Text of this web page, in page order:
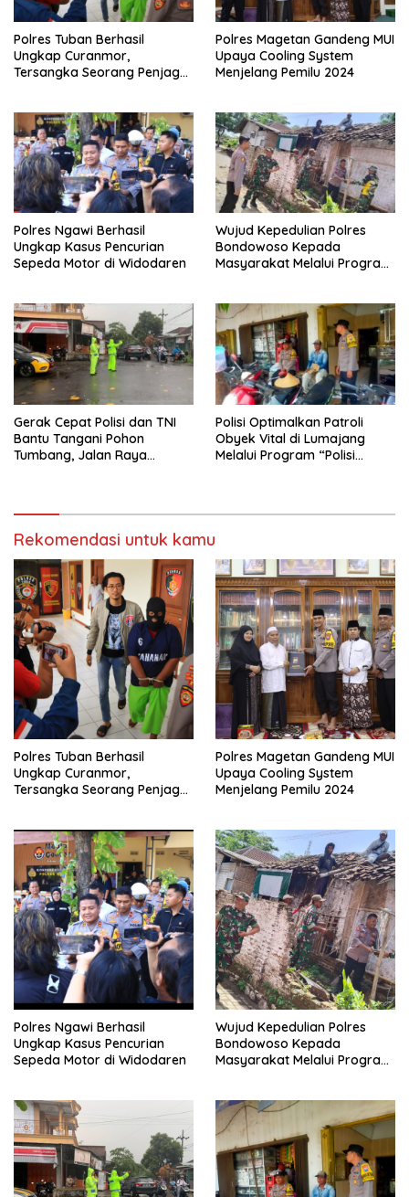
Polres Tuban Berhasil
Ungkap Curanmor,
Tersangka Seorang Penjaga
Polres Magetan Gandeng MUI
Upaya Cooling System
Menjelang Pemilu 2024
Polres Ngawi Berhasil
Ungkap Kasus Pencurian
Sepeda Motor di Widodaren
Wujud Kepedulian Polres
Bondowoso Kepada
Masyarakat Melalui Program
Gerak Cepat Polisi dan TNI
Bantu Tangani Pohon
Tumbang, Jalan Raya
Polisi Optimalkan Patroli
Obyek Vital di Lumajang
Melalui Program “Polisi
Rekomendasi untuk kamu
Polres Tuban Berhasil
Ungkap Curanmor,
Tersangka Seorang Penjaga
Polres Magetan Gandeng MUI
Upaya Cooling System
Menjelang Pemilu 2024
Polres Ngawi Berhasil
Ungkap Kasus Pencurian
Sepeda Motor di Widodaren
Wujud Kepedulian Polres
Bondowoso Kepada
Masyarakat Melalui Program